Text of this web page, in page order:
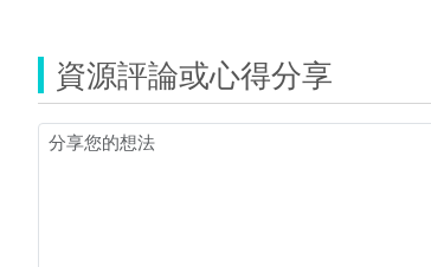
資源評論或心得分享